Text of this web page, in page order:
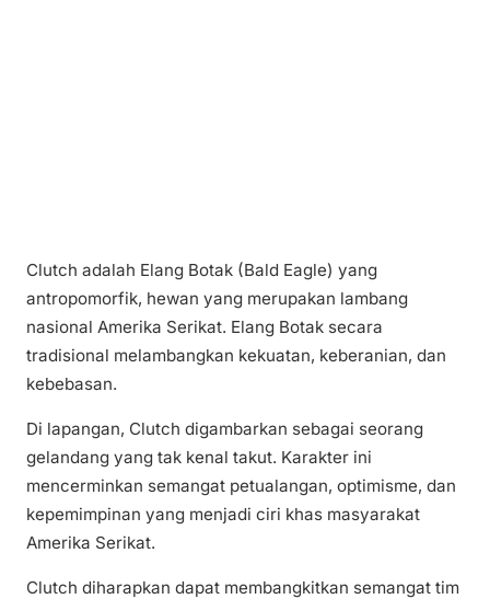
Clutch adalah Elang Botak (Bald Eagle) yang
antropomorfik, hewan yang merupakan lambang
nasional Amerika Serikat. Elang Botak secara
tradisional melambangkan kekuatan, keberanian, dan
kebebasan.
Di lapangan, Clutch digambarkan sebagai seorang
gelandang yang tak kenal takut. Karakter ini
mencerminkan semangat petualangan, optimisme, dan
kepemimpinan yang menjadi ciri khas masyarakat
Amerika Serikat.
Clutch diharapkan dapat membangkitkan semangat tim